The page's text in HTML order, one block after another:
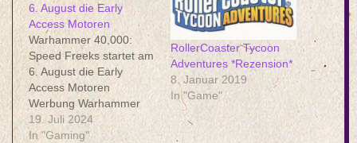
6. August die Early
Access Motoren
Warhammer 40,000:
Speed Freeks startet am
6. August die Early
Access Motoren
Werbung Warhammer
40,000: Speed Freeks,
der Free-To-Play
19. Juli 2024
In "Gaming"
RollerCoaster Tycoon
Adventures *Rezension*
8. Januar 2019
In "Game"